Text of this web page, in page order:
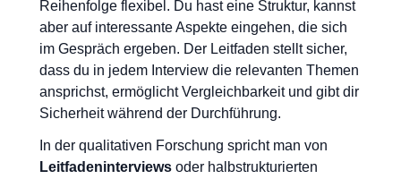
Reihenfolge flexibel. Du hast eine Struktur, kannst
aber auf interessante Aspekte eingehen, die sich
im Gespräch ergeben. Der Leitfaden stellt sicher,
dass du in jedem Interview die relevanten Themen
ansprichst, ermöglicht Vergleichbarkeit und gibt dir
Sicherheit während der Durchführung.
In der qualitativen Forschung spricht man von
Leitfadeninterviews oder halbstrukturierten